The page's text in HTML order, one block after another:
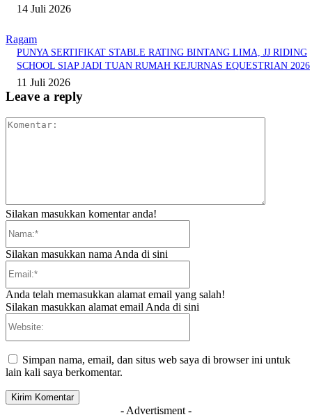
14 Juli 2026
Ragam
PUNYA SERTIFIKAT STABLE RATING BINTANG LIMA, JJ RIDING
SCHOOL SIAP JADI TUAN RUMAH KEJURNAS EQUESTRIAN 2026
11 Juli 2026
Leave a reply
Silakan masukkan komentar anda!
Silakan masukkan nama Anda di sini
Anda telah memasukkan alamat email yang salah!
Silakan masukkan alamat email Anda di sini
Simpan nama, email, dan situs web saya di browser ini untuk
lain kali saya berkomentar.
- Advertisment -